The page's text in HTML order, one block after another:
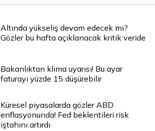
Altında yükseliş devam edecek mi?
Gözler bu hafta açıklanacak kritik veride
Bakanlıktan klima uyarısı! Bu ayar
faturayı yüzde 15 düşürebilir
Küresel piyasalarda gözler ABD
enflasyonunda! Fed beklentileri risk
iştahını artırdı